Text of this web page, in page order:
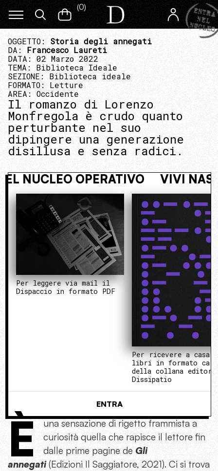
(0)
OGGETTO: Storia degli annegati
DA: Francesco Laureti
DATA: 02 Marzo 2022
TEMA: Biblioteca Ideale
SEZIONE: Biblioteca ideale
FORMATO: Letture
AREA: Occidente
Il romanzo di Lorenzo
Monfregola è crudo quanto
perturbante nel suo
dipingere una generazione
disillusa e senza radici.
NEL NUCLEO OPERATIVO
Per leggere via mail il
Dispaccio in formato PDF
Per ricevere a casa i
libri in formato
della collana
Dissipatio
ENTRA
È
una sensazione di rigetto frammista a
curiosità quella che rapisce il lettore fin
dalle prime pagine de Gli
annegati(Edizioni Il Saggiatore, 2021). Ci si trova